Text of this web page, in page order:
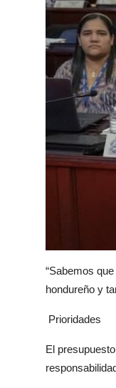
“Sabemos
hondureño y
Prioridades
El